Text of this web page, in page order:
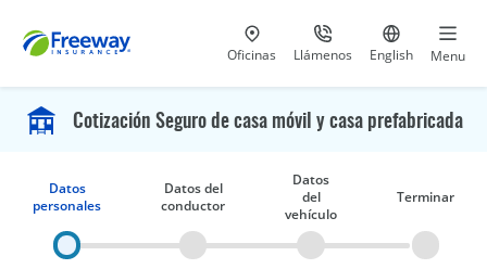
Visita nuestras
Oficinas Llámenos
al 800-441-5533
Ir al sitio
English Menu
Cotización Seguro de casa móvil y casa prefabricada
Datos
personales
Datos del
conductor
Datos
del
vehículo
Terminar